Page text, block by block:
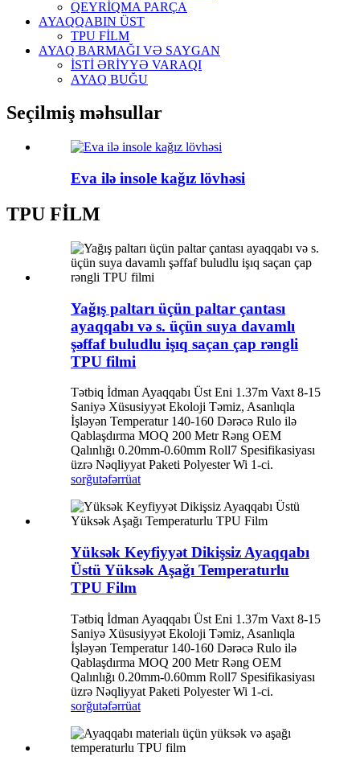
QEYRİQMA PARÇA
AYAQQABIN ÜST
TPU FİLM
AYAQ BARMAĞI VƏ SAYGAN
İSTİ ƏRİYYƏ VARAQI
AYAQ BUĞU
Seçilmiş məhsullar
Eva ilə insole kağız lövhəsi
TPU FİLM
Yağış paltarı üçün paltar çantası
ayaqqabı və s. üçün suya davamlı
şəffaf buludlu işıq saçan çap rəngli
TPU filmi
Tətbiq İdman Ayaqqabı Üst Eni 1.37m Vaxt 8-15
Saniyə Xüsusiyyət Ekoloji Təmiz, Asanlıqla
İşləyən Temperatur 140-160 Dərəcə Rulo ilə
Qablaşdırma MOQ 200 Metr Rəng OEM
Qalınlığı 0.20mm-0.60mm Roll7 Spesifikasiyası
üzrə Nəqliyyat Paketi Polyester Wi 1-ci.
sorğutəfərrüat
Yüksək Keyfiyyət Dikişsiz Ayaqqabı
Üstü Yüksək Aşağı Temperaturlu
TPU Film
Tətbiq İdman Ayaqqabı Üst Eni 1.37m Vaxt 8-15
Saniyə Xüsusiyyət Ekoloji Təmiz, Asanlıqla
İşləyən Temperatur 140-160 Dərəcə Rulo ilə
Qablaşdırma MOQ 200 Metr Rəng OEM
Qalınlığı 0.20mm-0.60mm Roll7 Spesifikasiyası
üzrə Nəqliyyat Paketi Polyester Wi 1-ci.
sorğutəfərrüat